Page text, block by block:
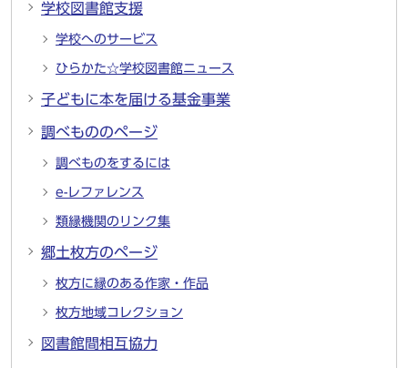
学校図書館支援
学校へのサービス
ひらかた☆学校図書館ニュース
子どもに本を届ける基金事業
調べもののページ
調べものをするには
e-レファレンス
類縁機関のリンク集
郷土枚方のページ
枚方に縁のある作家・作品
枚方地域コレクション
図書館間相互協力